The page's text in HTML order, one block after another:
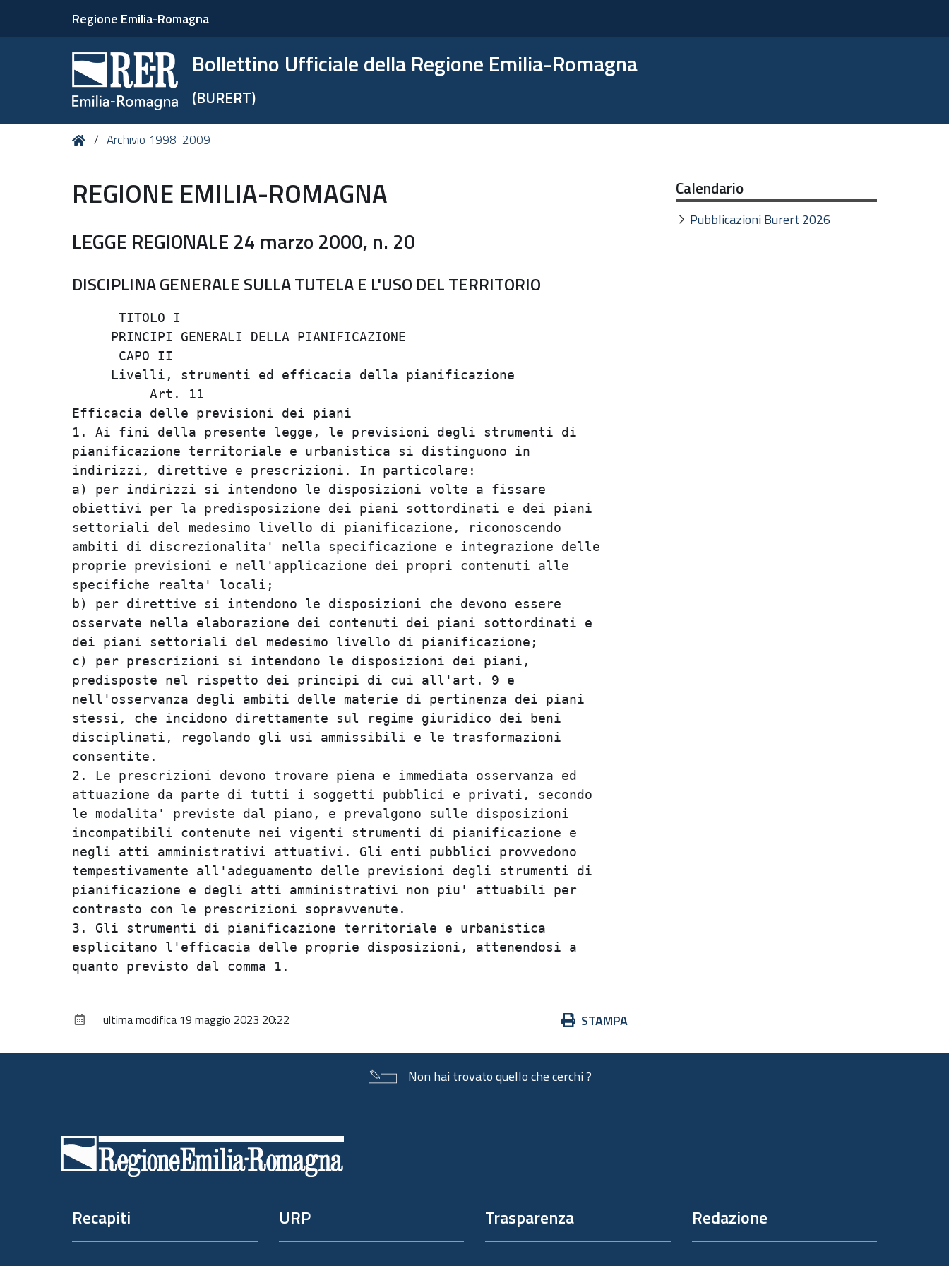
Regione Emilia-Romagna
Bollettino Ufficiale della Regione Emilia-Romagna
(BURERT)
Tu HomeArchivio 1998-2009
REGIONE EMILIA-ROMAGNA
LEGGE REGIONALE 24 marzo 2000, n. 20
DISCIPLINA GENERALE SULLA TUTELA E L'USO DEL TERRITORIO
      TITOLO I
     PRINCIPI GENERALI DELLA PIANIFICAZIONE
      CAPO II
     Livelli, strumenti ed efficacia della pianificazione
          Art. 11
Efficacia delle previsioni dei piani
1. Ai fini della presente legge, le previsioni degli strumenti di
pianificazione territoriale e urbanistica si distinguono in
indirizzi, direttive e prescrizioni. In particolare:
a) per indirizzi si intendono le disposizioni volte a fissare
obiettivi per la predisposizione dei piani sottordinati e dei piani
settoriali del medesimo livello di pianificazione, riconoscendo
ambiti di discrezionalita' nella specificazione e integrazione delle
proprie previsioni e nell'applicazione dei propri contenuti alle
specifiche realta' locali;
b) per direttive si intendono le disposizioni che devono essere
osservate nella elaborazione dei contenuti dei piani sottordinati e
dei piani settoriali del medesimo livello di pianificazione;
c) per prescrizioni si intendono le disposizioni dei piani,
predisposte nel rispetto dei principi di cui all'art. 9 e
nell'osservanza degli ambiti delle materie di pertinenza dei piani
stessi, che incidono direttamente sul regime giuridico dei beni
disciplinati, regolando gli usi ammissibili e le trasformazioni
consentite.
2. Le prescrizioni devono trovare piena e immediata osservanza ed
attuazione da parte di tutti i soggetti pubblici e privati, secondo
le modalita' previste dal piano, e prevalgono sulle disposizioni
incompatibili contenute nei vigenti strumenti di pianificazione e
negli atti amministrativi attuativi. Gli enti pubblici provvedono
tempestivamente all'adeguamento delle previsioni degli strumenti di
pianificazione e degli atti amministrativi non piu' attuabili per
contrasto con le prescrizioni sopravvenute.
3. Gli strumenti di pianificazione territoriale e urbanistica
esplicitano l'efficacia delle proprie disposizioni, attenendosi a
Azioni
documento
STAMPA
ultima modifica 19 maggio 2023 20:22
Calendario
Pubblicazioni Burert 2026
Non hai trovato quello che cerchi ?
Recapiti URP Trasparenza Redazione